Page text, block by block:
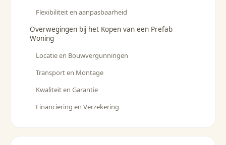
Flexibiliteit en aanpasbaarheid
Overwegingen bij het Kopen van een Prefab
Woning
Locatie en Bouwvergunningen
Transport en Montage
Kwaliteit en Garantie
Financiering en Verzekering